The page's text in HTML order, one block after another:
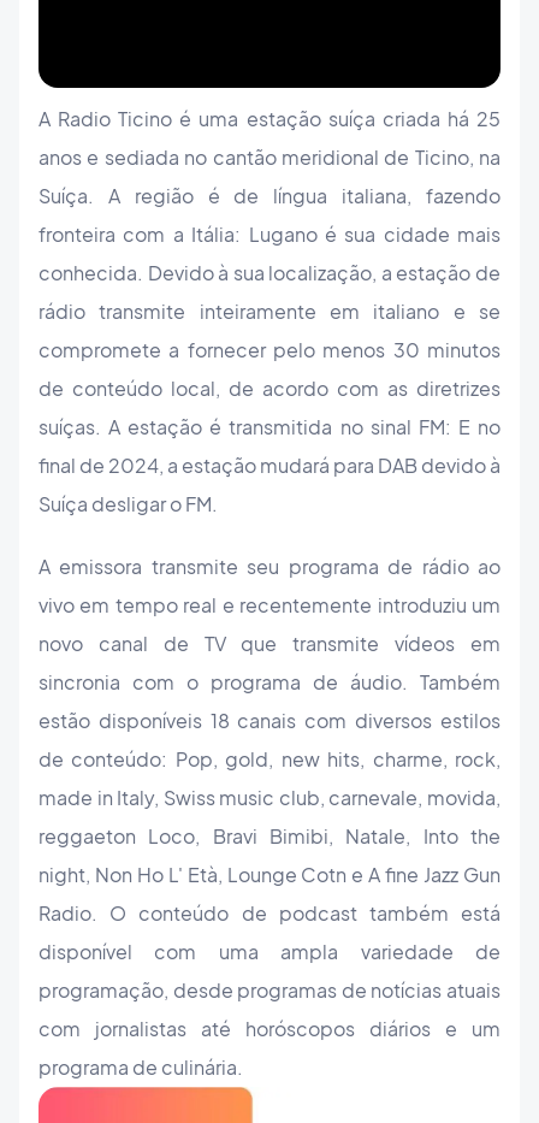
A Radio Ticino é uma estação suíça criada há 25
anos e sediada no cantão meridional de Ticino, na
Suíça. A região é de língua italiana, fazendo
fronteira com a Itália: Lugano é sua cidade mais
conhecida. Devido à sua localização, a estação de
rádio transmite inteiramente em italiano e se
compromete a fornecer pelo menos 30 minutos
de conteúdo local, de acordo com as diretrizes
suíças. A estação é transmitida no sinal FM: E no
final de 2024, a estação mudará para DAB devido à
Suíça desligar o FM.
A emissora transmite seu programa de rádio ao
vivo em tempo real e recentemente introduziu um
novo canal de TV que transmite vídeos em
sincronia com o programa de áudio. Também
estão disponíveis 18 canais com diversos estilos
de conteúdo: Pop, gold, new hits, charme, rock,
made in Italy, Swiss music club, carnevale, movida,
reggaeton Loco, Bravi Bimibi, Natale, Into the
night, Non Ho L' Età, Lounge Cotn e A fine Jazz Gun
Radio. O conteúdo de podcast também está
disponível com uma ampla variedade de
programação, desde programas de notícias atuais
com jornalistas até horóscopos diários e um
programa de culinária.